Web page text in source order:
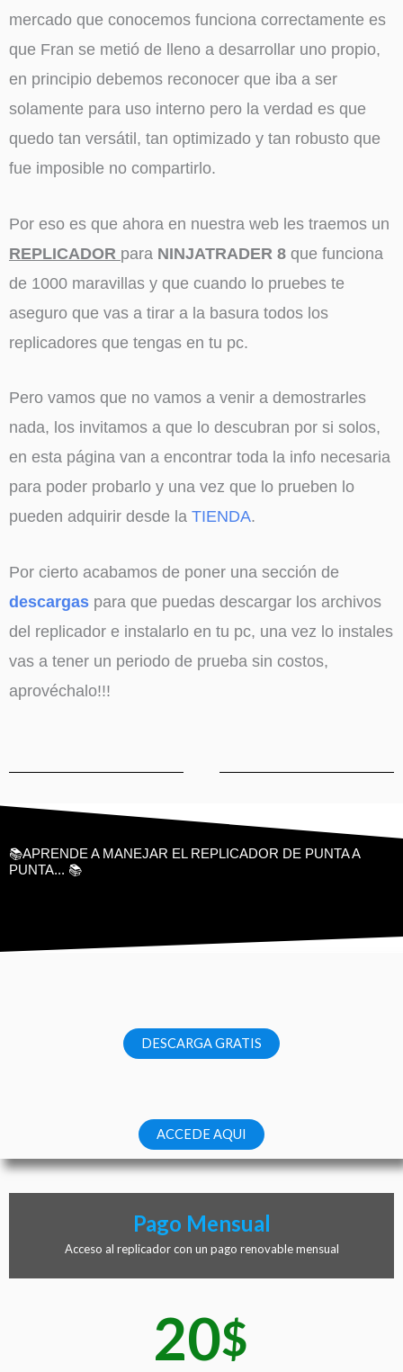
mercado que conocemos funciona correctamente es
que Fran se metió de lleno a desarrollar uno propio,
en principio debemos reconocer que iba a ser
solamente para uso interno pero la verdad es que
quedo tan versátil, tan optimizado y tan robusto que
fue imposible no compartirlo.
Por eso es que ahora en nuestra web les traemos un
REPLICADOR para NINJATRADER 8 que funciona
de 1000 maravillas y que cuando lo pruebes te
aseguro que vas a tirar a la basura todos los
replicadores que tengas en tu pc.
Pero vamos que no vamos a venir a demostrarles
nada, los invitamos a que lo descubran por si solos,
en esta página van a encontrar toda la info necesaria
para poder probarlo y una vez que lo prueben lo
pueden adquirir desde la TIENDA.
Por cierto acabamos de poner una sección de
descargas para que puedas descargar los archivos
del replicador e instalarlo en tu pc, una vez lo instales
vas a tener un periodo de prueba sin costos,
aprovéchalo!!!
📚APRENDE A MANEJAR EL REPLICADOR DE PUNTA A
PUNTA... 📚
DESCARGA GRATIS
ACCEDE AQUI
Pago Mensual
Acceso al replicador con un pago renovable mensual
20$